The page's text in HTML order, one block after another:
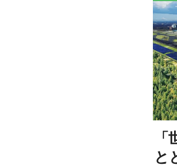
と